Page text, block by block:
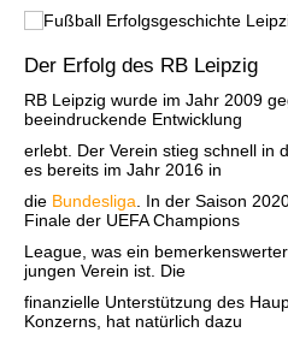
Der Erfolg des RB Leipzig
RB Leipzig wurde im Jahr 2009
beeindruckende Entwicklung
erlebt. Der Verein stieg schnell in
es bereits im Jahr 2016 in
die Bundesliga . In der Saison
Finale der UEFA Champions
League, was ein
jungen Verein ist. Die
finanzielle Unterstützung des
Konzerns, hat natürlich dazu